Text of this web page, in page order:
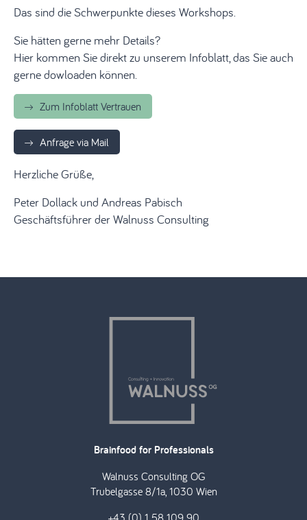
Das sind die Schwerpunkte dieses Workshops.
Sie hätten gerne mehr Details?
Hier kommen Sie direkt zu unserem Infoblatt, das Sie auch
gerne dowloaden können.
Zum Infoblatt Vertrauen
Anfrage via Mail
Herzliche Grüße,
Peter Dollack und Andreas Pabisch
Geschäftsführer der Walnuss Consulting
Brainfood for Professionals
Walnuss Consulting OG
Trubelgasse 8/1a, 1030 Wien
+43 (0) 1 58 109 90